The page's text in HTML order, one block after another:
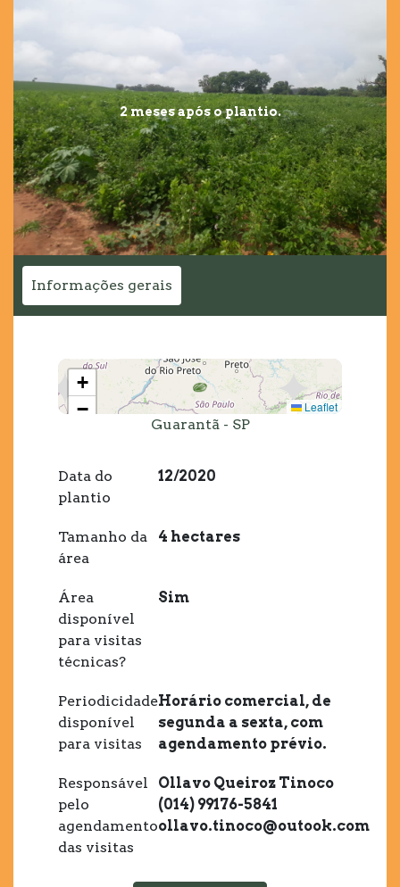
2 meses após o plantio.
Informações gerais
+
−
Leaflet
Guarantã - SP
Data do
plantio
12/2020
Tamanho da
área
4 hectares
Área
disponível
para visitas
técnicas?
Sim
Periodicidade
disponível
para visitas
Horário comercial, de
segunda a sexta, com
agendamento prévio.
Responsável
pelo
agendamento
das visitas
Ollavo Queiroz Tinoco
(014) 99176-5841
ollavo.tinoco@outook.com